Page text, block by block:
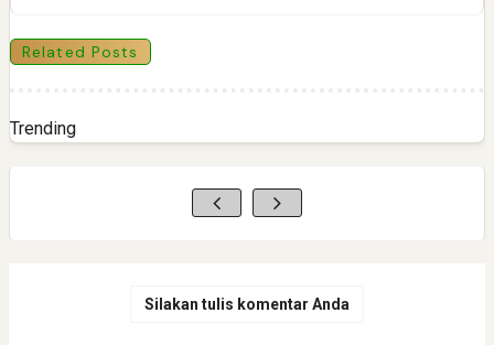
Related Posts
Trending
Silakan tulis komentar Anda